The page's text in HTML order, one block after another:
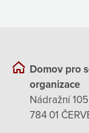
Domov pro
organizace
Nádražní 105
784 01